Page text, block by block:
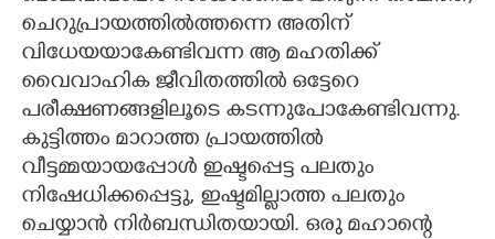
ചെറുപ്രായത്തിൽത്തന്നെ അതിന്
വിധേയയാകേണ്ടിവന്ന ആ മഹതിക്ക്
വൈവാഹിക ജീവിതത്തിൽ ഒട്ടേറെ
പരീക്ഷണങ്ങളിലൂടെ കടന്നുപോകേണ്ടിവന്നു.
കുട്ടിത്തം മാറാത്ത പ്രായത്തിൽ
വീട്ടമ്മയായപ്പോൾ ഇഷ്ടപ്പെട്ട പലതും
നിഷേധിക്കപ്പെട്ടു, ഇഷ്ടമില്ലാത്ത പലതും
ചെയ്യാൻ നിർബന്ധിതയായി. ഒരു മഹാന്റെ